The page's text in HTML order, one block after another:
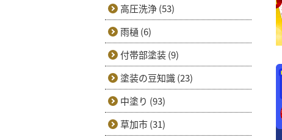
高圧洗浄 (53)
雨樋 (6)
付帯部塗装 (9)
塗装の豆知識 (23)
中塗り (93)
草加市 (31)